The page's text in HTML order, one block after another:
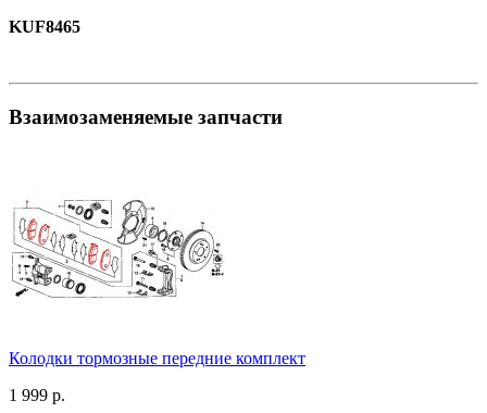
KUF8465
Взаимозаменяемые запчасти
Колодки тормозные передние комплект
1 999 р.